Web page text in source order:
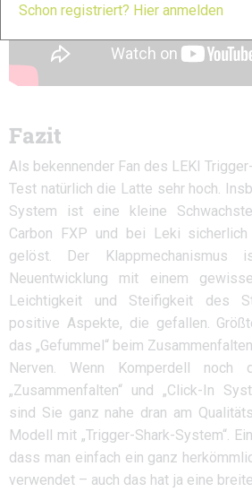
Fazit
Als bekennender Fan des LEKI
Test natürlich die Latte sehr hoch.
System ist eine kleine
Carbon FXP und bei Leki
gelöst. Der Klappmechanismus
Neuentwicklung mit einem
Leichtigkeit und Steifigkeit des
positive Aspekte, die gefallen.
das „Gefummel“ beim
Nerven. Wenn Komperdell noch
„Zusammenfalten“ und „Click-In
sind Sie ganz nahe dran am
Modell mit „Trigger-Shark-System“.
dass man einfach ein ganz
verwendet – auch das hat ja eine
Schon registriert? Hier anmelden